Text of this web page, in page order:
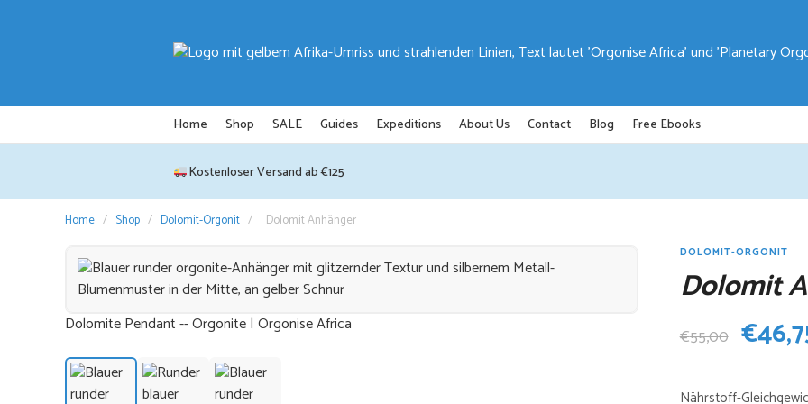
Home Shop SALE Guides Expeditions About Us Contact Blog Free Ebooks
Kostenloser Versand ab €125
Home / Shop / Dolomit-Orgonit / Dolomit Anhänger
Dolomite Pendant -- Orgonite | Orgonise Africa
DOLOMIT-ORGONIT
Dolomit
€55,00 €
Nährstoff-